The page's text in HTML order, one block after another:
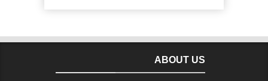
ABOUT US